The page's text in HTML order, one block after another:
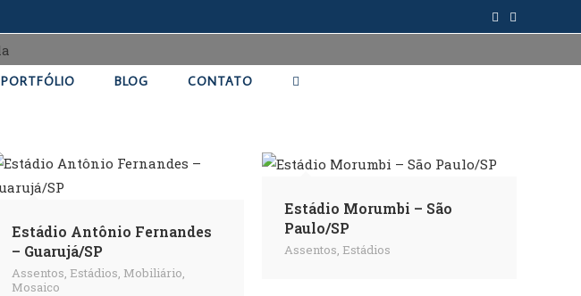
PORTFÓLIO BLOG CONTATO
Estádio Antônio Fernandes
– Guarujá/SP
Assentos Estádios Mobiliário
Mosaico
Estádio Morumbi – São
Paulo/SP
Assentos, Estádios